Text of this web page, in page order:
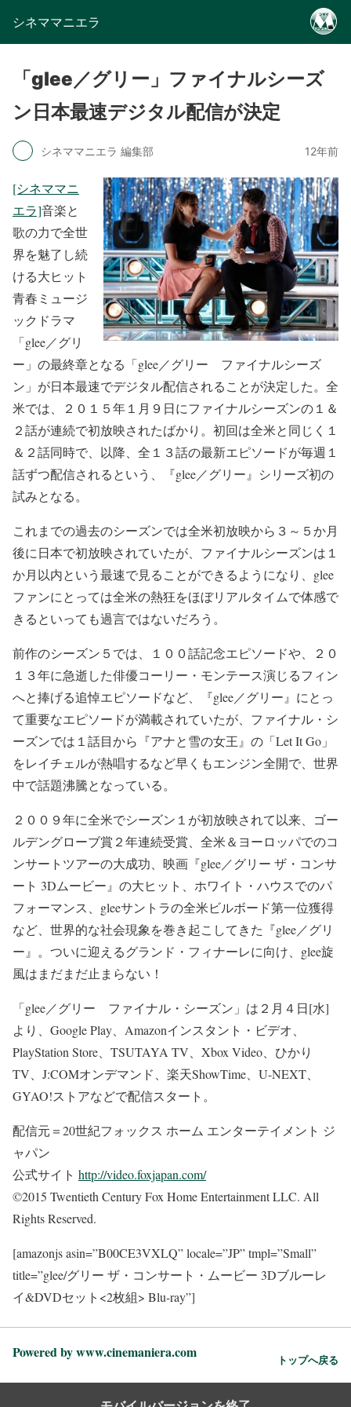
シネママニエラ
「glee／グリー」ファイナルシーズ
ン日本最速デジタル配信が決定
シネママニエラ 編集部 12年前
[シネママニ
エラ]音楽と
歌の力で全世
界を魅了し続
ける大ヒット
青春ミュージ
ックドラマ
「glee／グリ
ー」の最終章となる「glee／グリー ファイナルシーズ
ン」が日本最速でデジタル配信されることが決定した。全
米では、２０１５年１月９日にファイナルシーズンの１＆
２話が連続で初放映されたばかり。初回は全米と同じく１
＆２話同時で、以降、全１３話の最新エピソードが毎週１
話ずつ配信されるという、『glee／グリー』シリーズ初の
試みとなる。
これまでの過去のシーズンでは全米初放映から３～５か月
後に日本で初放映されていたが、ファイナルシーズンは１
か月以内という最速で見ることができるようになり、glee
ファンにとっては全米の熱狂をほぼリアルタイムで体感で
きるといっても過言ではないだろう。
前作のシーズン５では、１００話記念エピソードや、２０
１３年に急逝した俳優コーリー・モンテース演じるフィン
へと捧げる追悼エピソードなど、『glee／グリー』にとっ
て重要なエピソードが満載されていたが、ファイナル・シ
ーズンでは１話目から『アナと雪の女王』の「Let It Go」
をレイチェルが熱唱するなど早くもエンジン全開で、世界
中で話題沸騰となっている。
２００９年に全米でシーズン１が初放映されて以来、ゴー
ルデングローブ賞２年連続受賞、全米＆ヨーロッパでのコ
ンサートツアーの大成功、映画『glee／グリー ザ・コンサ
ート 3Dムービー』の大ヒット、ホワイト・ハウスでのパ
フォーマンス、gleeサントラの全米ビルボード第一位獲得
など、世界的な社会現象を巻き起こしてきた『glee／グリ
ー』。ついに迎えるグランド・フィナーレに向け、glee旋
風はまだまだ止まらない！
「glee／グリー ファイナル・シーズン」は２月４日[水]
より、Google Play、Amazonインスタント・ビデオ、
PlayStation Store、TSUTAYA TV、Xbox Video、ひかり
TV、J:COMオンデマンド、楽天ShowTime、U-NEXT、
GYAO!ストアなどで配信スタート。
配信元＝20世紀フォックス ホーム エンターテイメント ジ
ャパン
公式サイト http://video.foxjapan.com/
©2015 Twentieth Century Fox Home Entertainment LLC. All
Rights Reserved.
[amazonjs asin=”B00CE3VXLQ” locale=”JP” tmpl=”Small”
title=”glee/グリー ザ・コンサート・ムービー 3Dブルーレ
イ&DVDセット<2枚組> Blu-ray”]
Powered by www.cinemaniera.com トップへ戻る